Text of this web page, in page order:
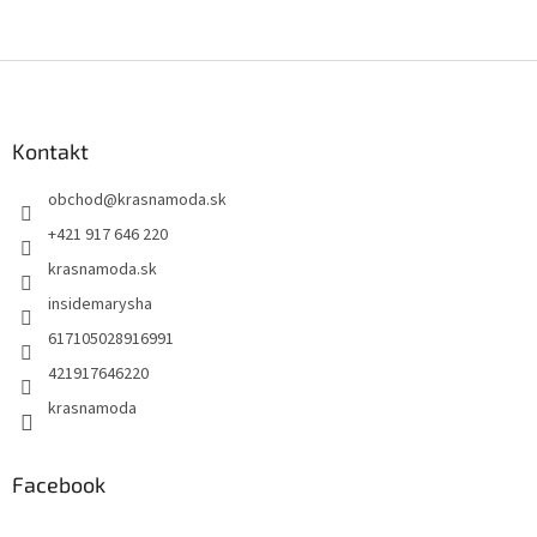
Kontakt
obchod@krasnamoda.sk
+421 917 646 220
krasnamoda.sk
insidemarysha
617105028916991
421917646220
krasnamoda
Facebook